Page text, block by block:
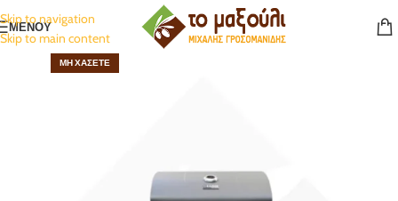
Skip to navigation
Skip to main content
ΜΕΝΟΥ
ΜΗ ΧΆΣΕΤΕ